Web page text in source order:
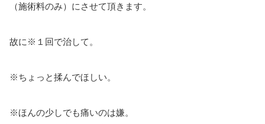
（施術料のみ）にさせて頂きます。
故に※１回で治して。
※ちょっと揉んでほしい。
※ほんの少しでも痛いのは嫌。